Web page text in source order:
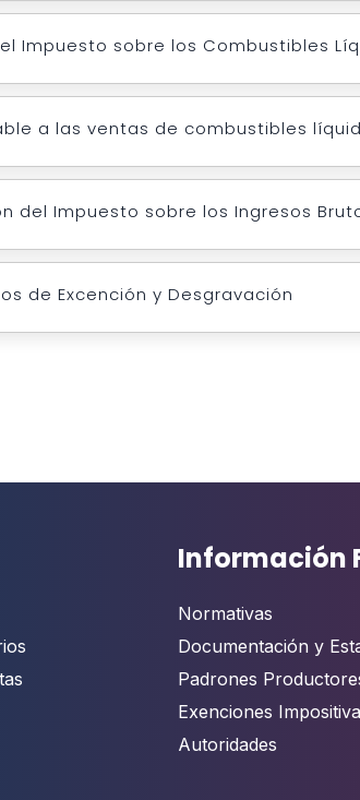
Impuesto sobre los Combustibles
a las ventas de combustibles
del Impuesto sobre los Ingresos
de Excención y Desgravación
Información
Normativas
Documentación y
Padrones
Exenciones
Autoridades